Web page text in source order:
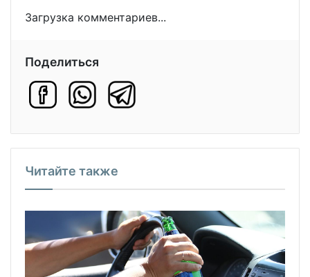
Загрузка комментариев...
Поделиться
Читайте также